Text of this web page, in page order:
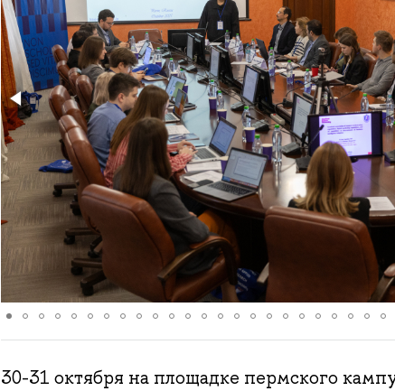
30-31 октября на площадке пермского